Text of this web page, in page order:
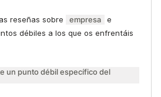
reseñas sobre
empresa
e
débiles a los que os enfrentáis
un punto débil específico del